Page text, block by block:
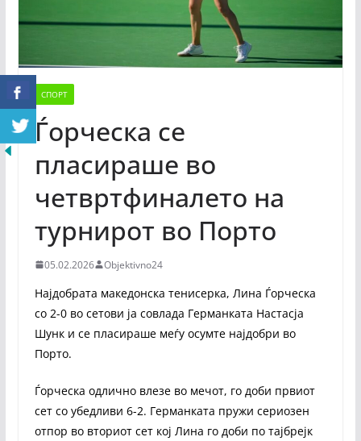
СПОРТ
Ѓорческа се
пласираше во
четвртфиналето на
турнирот во Порто
05.02.2026 Objektivno24
Најдобрата македонска тенисерка, Лина Ѓорческа
со 2-0 во сетови ја совлада Германката Настасја
Шунк и се пласираше меѓу осумте најдобри во
Порто.
Ѓорческа одлично влезе во мечот, го доби првиот
сет со убедливи 6-2. Германката пружи сериозен
отпор во вториот сет кој Лина го доби по тајбрејк